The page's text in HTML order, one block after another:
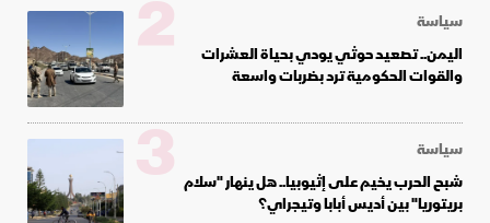
سياسة
اليمن.. تصعيد حوثي يودي بحياة العشرات
والقوات الحكومية ترد بضربات واسعة
2
سياسة
شبح الحرب يخيم على إثيوبيا.. هل ينهار "سلام
بريتوريا" بين أديس أبابا وتيجراي؟
3